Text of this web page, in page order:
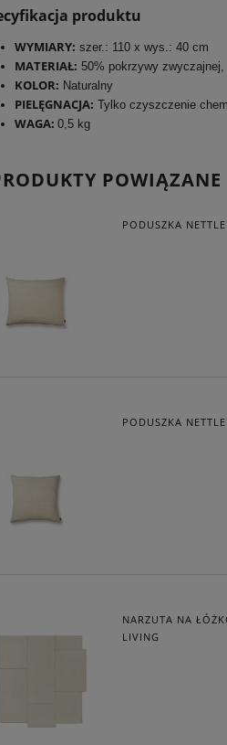
produktu
WYMIARY: szer.: 110 x wys.: 40 cm
MATERIAŁ: 50% pokrzywy zwyczajnej,
KOLOR: Naturalny
PIELĘGNACJA: Tylko czyszczenie
WAGA: 0,5 kg
POWIĄZANE
PODUSZKA
PODUSZKA
NARZUTA NA
LIVING